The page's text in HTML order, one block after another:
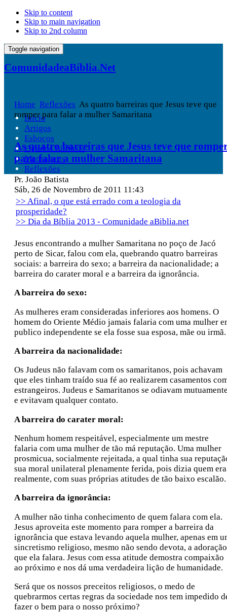
Skip to content
Skip to main navigation
Skip to 2nd column
Toggle navigation
ComunidadeaBíblia.Net
Início
Artigos
Esboços
Estudos Bíblicos
Mensagens
Reflexões
Home Reflexões As quatro barreiras que Jesus teve que
romper para falar a mulher Samaritana
As quatro barreiras que Jesus teve que
para falar a mulher Samaritana
Pr. João Batista
Sáb, 26 de Novembro de 2011 11:43
>> Afinal, o que está errado com a teologia da
prosperidade?
>> Dia da Bíblia 2013 - Comunidade aBiblia.net
Jesus encontrando a mulher Samaritana no poço de Jacó
perto de Sicar, falou com ela, quebrando quatro barreiras
sociais: a barreira do sexo; a barreira da nacionalidade; a
barreira do carater moral e a barreira da ignorância.
A barreira do sexo:
As mulheres eram consideradas inferiores aos homens. O
homem do Oriente Médio jamais falaria com uma mulher
publico independente se ela fosse sua esposa, mãe ou irmã.
A barreira da nacionalidade:
Os Judeus não falavam com os samaritanos, pois achavam
que eles tinham traído sua fé ao realizarem casamentos
estrangeiros. Judeus e Samaritanos se odiavam
e evitavam qualquer contato.
A barreira do carater moral:
Nenhum homem respeitável, especialmente um mestre
falaria com uma mulher de tão má reputação. Uma mulher
prosmicua, socialmente rejeitada, a qual tinha sua
sua moral unilateral plenamente ferida, pois dizia quem era
realmente, com suas próprias atitudes de tão baixo escalão.
A barreira da ignorância:
A mulher não tinha conhecimento de quem falara com ela.
Jesus aproveita este momento para romper a barreira da
ignorância que estava levando aquela mulher, apenas em
sincretismo religioso, mesmo não sendo devota, a adoração
que ela falara. Jesus com essa atitude demostra compaixão
ao próximo e nos dá uma verdadeira lição de humanidade.
Será que os nossos preceitos religiosos, o medo de
quebrarmos certas regras da sociedade nos tem impedido
fazer o bem para o nosso próximo?